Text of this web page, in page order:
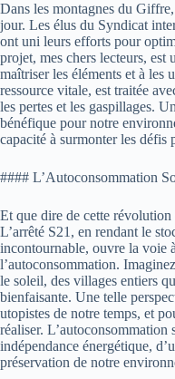
Dans les montagnes du
jour. Les élus du Syndicat
ont uni leurs efforts pour
projet, mes chers lecteurs, est
maîtriser les éléments et à les
ressource vitale, est traitée
les pertes et les gaspillages.
bénéfique pour notre
capacité à surmonter les défis
#### L’Autoconsommation
Et que dire de cette
L’arrêté S21, en rendant le
incontournable, ouvre la voie
l’autoconsommation.
le soleil, des villages entiers
bienfaisante. Une telle
utopistes de notre temps, et
réaliser. L’autoconsommation
indépendance énergétique,
préservation de notre